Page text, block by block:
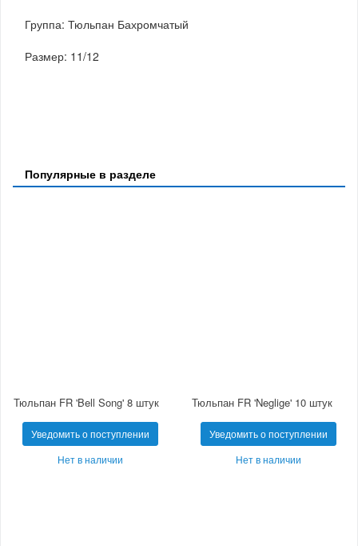
Группа: Тюльпан Бахромчатый
Размер: 11/12
Популярные в разделе
Тюльпан FR 'Bell Song' 8 штук
Уведомить о поступлении
Нет в наличии
Тюльпан FR 'Neglige' 10 штук
Уведомить о поступлении
Нет в наличии